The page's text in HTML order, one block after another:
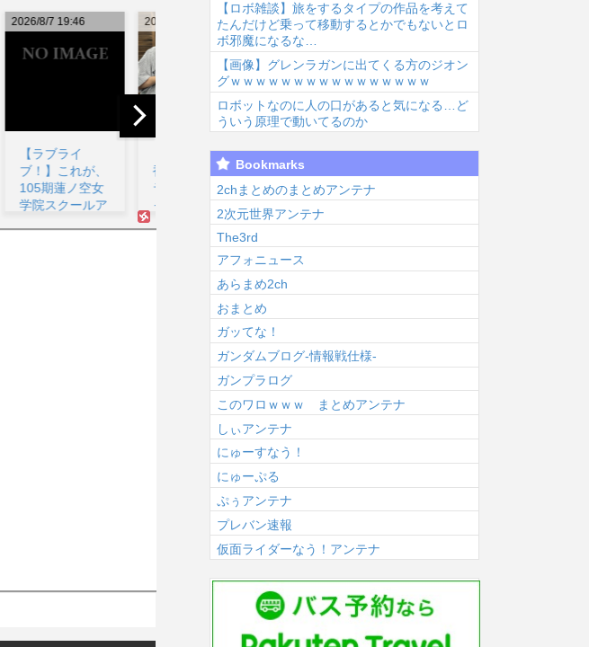
2026/8/7 17:34
【声優】逢田梨
香子(34)【ラブ
ライブ！サンシ
ャイン!!】...
2026/8/7 17:33
【祝】本日8月8
日は虹ヶ咲の優
木せつ菜ちゃん
の誕生日！おめ
2026/8/7 15:41
スーパーの裏で
とかいうアニ
メ、面白い...
2026/8/7 15:41
【朗報】声優の
代のエースとし
て認め...
【ロボ雑談】旅をするタイプの作品を考えて
たんだけど乗って移動するとかでもないとロ
ボ邪魔になるな…
【画像】グレンラガンに出てくる方のジオン
グｗｗｗｗｗｗｗｗｗｗｗｗｗｗｗｗ
ロボットなのに人の口があると気になる…ど
ういう原理で動いてるのか
Bookmarks
2chまとめのまとめアンテナ
2次元世界アンテナ
The3rd
アフォニュース
あらまめ2ch
おまとめ
ガッてな！
ガンダムブログ-情報戦仕様-
ガンプラログ
このワロｗｗｗ まとめアンテナ
しぃアンテナ
にゅーすなう！
にゅーぷる
ぷぅアンテナ
プレバン速報
仮面ライダーなう！アンテナ